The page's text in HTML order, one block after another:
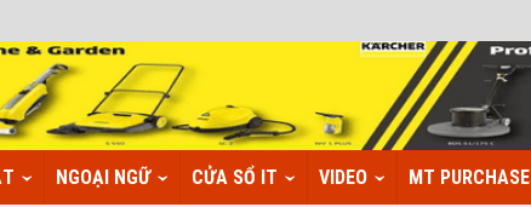
NGOẠI NGỮ CỬA SỔ IT VIDEO MT PURCHASE